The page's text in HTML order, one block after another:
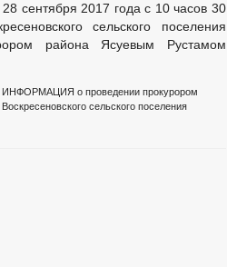
сентября 2017 года с 10 часов 30
сельского поселения
района Ясуевым Рустамом
ИНФОРМАЦИЯ о проведении прокурором
сельского поселения